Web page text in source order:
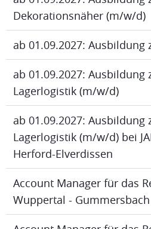
Dekorationsnäher (m/w/d)
ab 01.09.2027:
ab 01.09.2027: Ausbildung
Lagerlogistik (m/w/d)
ab 01.09.2027: Ausbildung
Lagerlogistik (m/w/d) bei
Herford-Elverdissen
Account Manager für das
Wuppertal -